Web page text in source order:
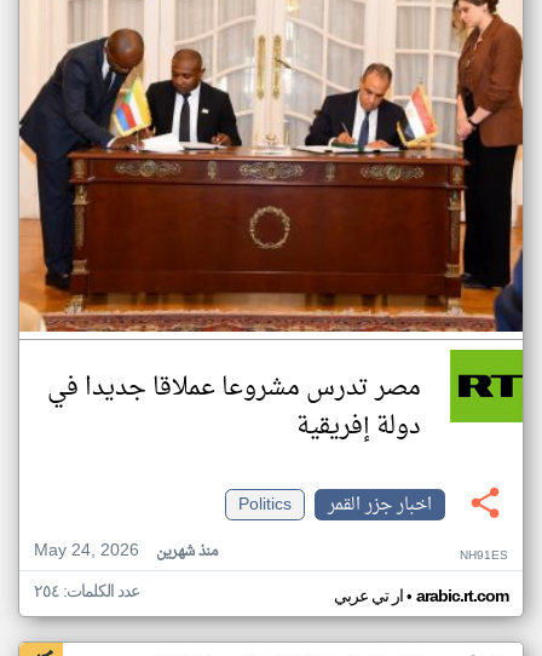
مصر تدرس مشروعا عملاقا جديدا في
دولة إفريقية
اخبار جزر القمر
Politics
May 24, 2026
منذ شهرين NH91ES
ار تي عربي• arabic.rt.com عدد الكلمات: ٢٥٤